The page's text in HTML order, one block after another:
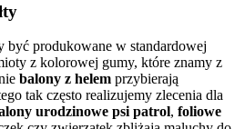
być produkowane w standardowej
z kolorowej gumy, które znamy z
balony z helem przybierają
tak często realizujemy zlecenia dla
urodzinowe psi patrol, foliowe